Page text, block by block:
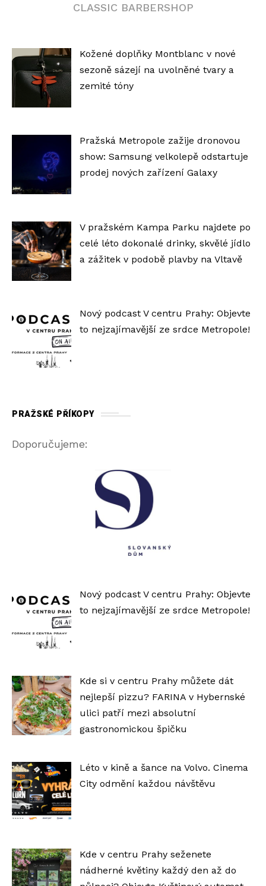
CLASSIC BARBERSHOP
Kožené doplňky Montblanc v nové
sezoně sázejí na uvolněné tvary a
zemité tóny
Pražská Metropole zažije dronovou
show: Samsung velkolepě odstartuje
prodej nových zařízení Galaxy
V pražském Kampa Parku najdete po
celé léto dokonalé drinky, skvělé jídlo
a zážitek v podobě plavby na Vltavě
Nový podcast V centru Prahy: Objevte
to nejzajímavější ze srdce Metropole!
PRAŽSKÉ PŘÍKOPY
Doporučujeme:
Nový podcast V centru Prahy: Objevte
to nejzajímavější ze srdce Metropole!
Kde si v centru Prahy můžete dát
nejlepší pizzu? FARINA v Hybernské
ulici patří mezi absolutní
gastronomickou špičku
Léto v kině a šance na Volvo. Cinema
City odmění každou návštěvu
Kde v centru Prahy seženete
nádherné květiny každý den až do